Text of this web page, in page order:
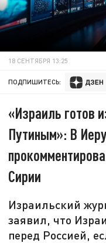
18 СЕНТЯБРЯ 13:25
ПОДПИШИТЕСЬ:
«Израиль готов
Путиным»: В
Сирии
Израильский
заявил, что
перед Россией,